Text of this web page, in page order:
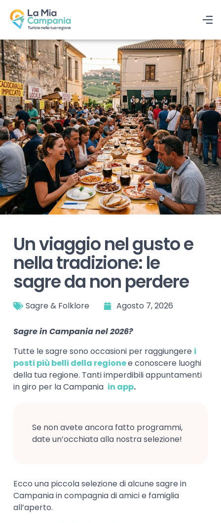
Un viaggio nel gusto e
nella tradizione: le
sagre da non perdere
Sagre & Folklore Agosto 7, 2026
Sagre in Campania nel 2026?
Tutte le sagre sono occasioni per raggiungere i
posti più belli della regionee conoscere luoghi
della tua regione. Tanti imperdibili appuntamenti
in giro per la Campania in app.
Se non avete ancora fatto programmi,
date un’occhiata alla nostra selezione!
Ecco una piccola selezione di alcune sagre in
Campania in compagnia di amici e famiglia
all’aperto.